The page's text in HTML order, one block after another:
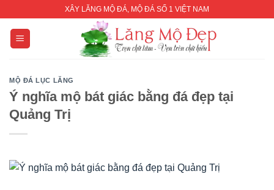
content
XÂY LĂNG MỘ ĐÁ, MỘ ĐÁ SỐ 1 VIỆT NAM
MỘ ĐÁ LỤC LĂNG
Ý nghĩa mộ bát giác bằng đá đẹp tại
Quảng Trị